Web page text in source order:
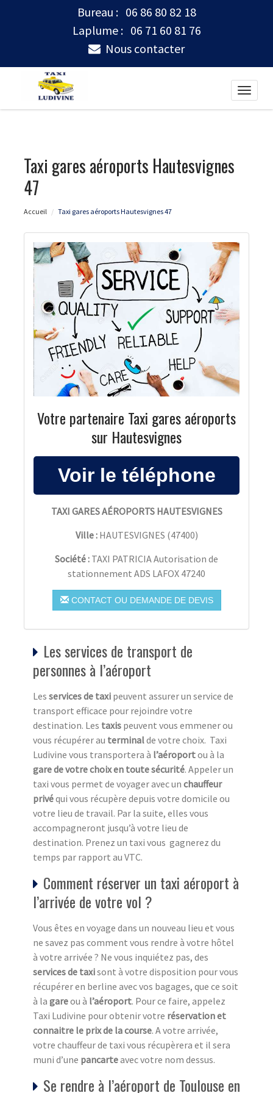
Bureau : 06 86 80 82 18
Laplume : 06 71 60 81 76
Nous contacter
Toggle
Taxi gares aéroports Hautesvignes
47
Accueil Taxi gares aéroports Hautesvignes 47
Votre partenaire Taxi gares aéroports
sur Hautesvignes
TAXI GARES AÉROPORTS HAUTESVIGNES
Ville : HAUTESVIGNES (47400)
Société : TAXI PATRICIA Autorisation de
stationnement ADS LAFOX 47240
CONTACT OU DEMANDE DE DEVIS
Les services de transport de
personnes à l’aéroport
Les services de taxi peuvent assurer un service de
transport efficace pour rejoindre votre
destination. Les taxis peuvent vous emmener ou
vous récupérer au terminalde votre choix. Taxi
Ludivine vous transportera à l’aéroportou à la
gare de votre choix en toute sécurité. Appeler un
taxi vous permet de voyager avec un chauffeur
privéqui vous récupère depuis votre domicile ou
votre lieu de travail. Par la suite, elles vous
accompagneront jusqu’à votre lieu de
destination. Prenez un taxi vous gagnerez du
temps par rapport au VTC.
Comment réserver un taxi aéroport à
l’arrivée de votre vol ?
Vous êtes en voyage dans un nouveau lieu et vous
ne savez pas comment vous rendre à votre hôtel
à votre arrivée ? Ne vous inquiétez pas, des
services de taxisont à votre disposition pour vous
récupérer en berline avec vos bagages, que ce soit
à la gareou à l’aéroport. Pour ce faire, appelez
Taxi Ludivine pour obtenir votre réservation et
connaitre le prix de la course. A votre arrivée,
votre chauffeur de taxi vous récupèrera et il sera
muni d’une pancarteavec votre nom dessus.
Se rendre à l’aéroport de Toulouse en